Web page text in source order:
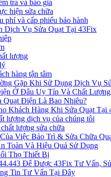
tra và báo giá
hiện sửa chữa
phí và cấp phiếu bảo hành
Dịch Vụ Sửa Quạt Tại 43Fix
lượng
hàng tận tâm
Gặp Khi Sử Dụng Dịch Vụ
Ở Đâu Uy Tín Và Chất
Quạt Điện Là Bao Nhiêu?
Khách Hàng Khi Sửa Quạt Tại
lượng dịch vụ của chúng tôi
lượng sửa chữa
Việc Bảo Trì & Sửa Chữa
Toàn Và Hiệu Quả Sử Dụng
Thọ Thiết Bị
Để Được 43Fix Tư Vấn,
Tin Tư Vấn Tại Đây